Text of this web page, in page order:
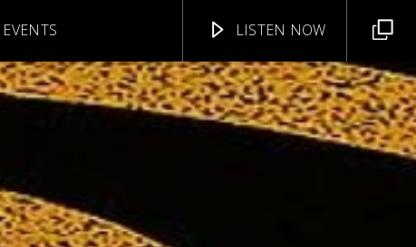
EVENTS LISTEN NOW